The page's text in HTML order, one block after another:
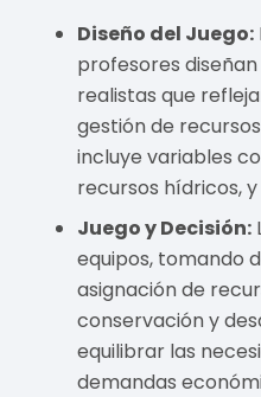
Diseño del Juego:
profesores
realistas que
gestión de
incluye variables
recursos hídricos,
Juego y Decisión:
equipos, tomando
asignación de
conservación y
equilibrar las
demandas